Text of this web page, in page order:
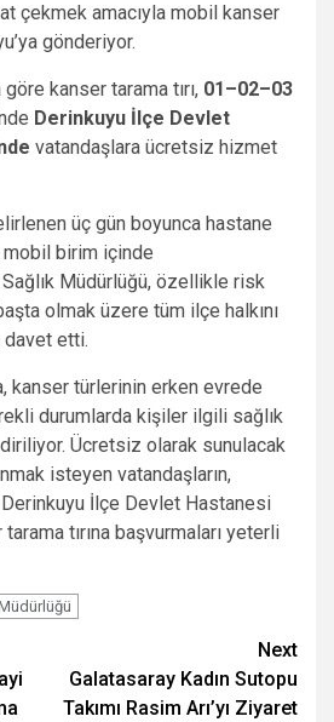
çekmek amacıyla mobil kanser
gönderiyor.
kanser tarama tırı, 01–02–03
Derinkuyu İlçe Devlet
vatandaşlara ücretsiz hizmet
üç gün boyunca hastane
birim içinde
Müdürlüğü, özellikle risk
olmak üzere tüm ilçe halkını
davet etti.
kanser türlerinin erken evrede
durumlarda kişiler ilgili sağlık
Ücretsiz olarak sunulacak
isteyen vatandaşların,
İlçe Devlet Hastanesi
tırına başvurmaları yeterli
Next
Galatasaray Kadın Sutopu
Takımı Rasim Arı’yı Ziyaret